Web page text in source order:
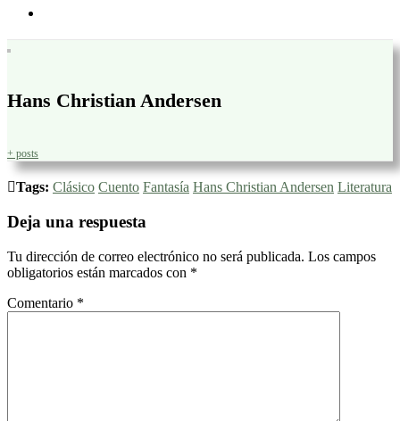
Hans Christian Andersen
+ posts
Tags: Clásico Cuento Fantasía Hans Christian Andersen Literatura
Deja una respuesta
Tu dirección de correo electrónico no será publicada. Los campos
obligatorios están marcados con *
Comentario *